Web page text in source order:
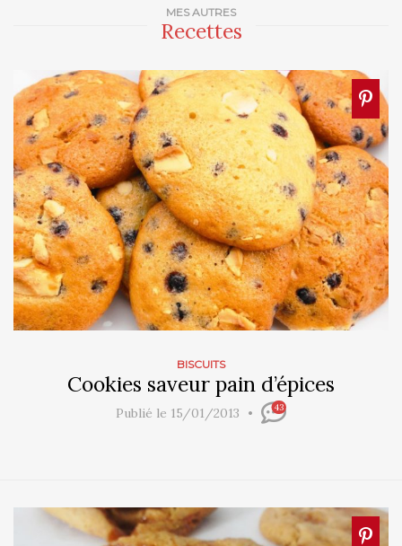
MES AUTRES
Recettes
BISCUITS
Cookies saveur pain d’épices
Publié le 15/01/2013 43